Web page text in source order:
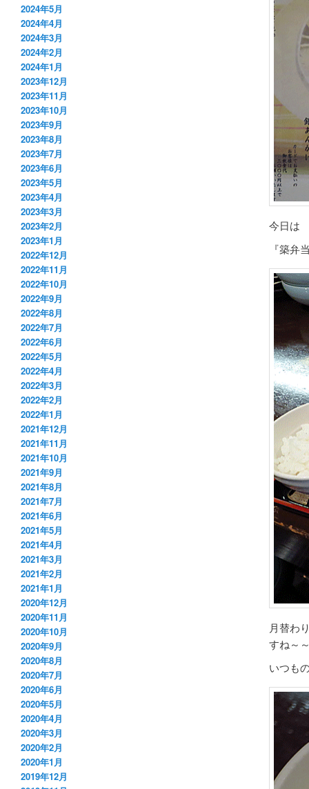
今日は
『築
月替わ
すね～
いつも
2024年5月
2024年4月
2024年3月
2024年2月
2024年1月
2023年12月
2023年11月
2023年10月
2023年9月
2023年8月
2023年7月
2023年6月
2023年5月
2023年4月
2023年3月
2023年2月
2023年1月
2022年12月
2022年11月
2022年10月
2022年9月
2022年8月
2022年7月
2022年6月
2022年5月
2022年4月
2022年3月
2022年2月
2022年1月
2021年12月
2021年11月
2021年10月
2021年9月
2021年8月
2021年7月
2021年6月
2021年5月
2021年4月
2021年3月
2021年2月
2021年1月
2020年12月
2020年11月
2020年10月
2020年9月
2020年8月
2020年7月
2020年6月
2020年5月
2020年4月
2020年3月
2020年2月
2020年1月
2019年12月